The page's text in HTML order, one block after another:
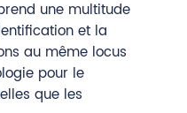
une multitude
et la
au même locus
pour le
que les